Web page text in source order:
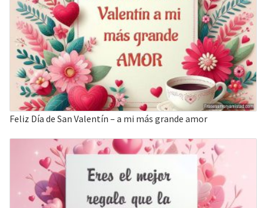
Feliz Día de San Valentín – a mi más grande amor